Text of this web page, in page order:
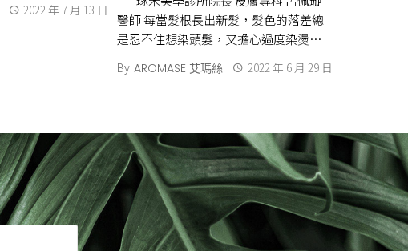
2022 年 7 月 13 日
醫師 每當髮根長出新髮，髮色的落差總
是忍不住想染頭髮，又擔心過度染燙會
問百百 […]
By AROMASE 艾瑪絲 2022 年 6 月 29 日